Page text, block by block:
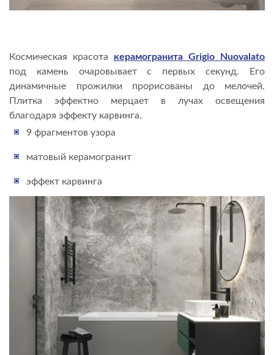
Космическая красота керамогранита Grigio Nuovalato
под камень очаровывает с первых секунд. Его
динамичные прожилки прорисованы до мелочей.
Плитка эффектно мерцает в лучах освещения
благодаря эффекту карвинга.
9 фрагментов узора
матовый керамогранит
эффект карвинга